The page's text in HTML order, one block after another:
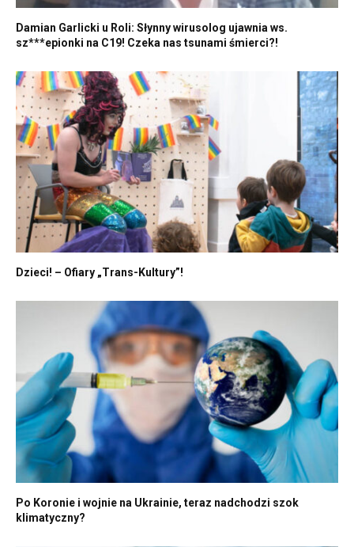
Damian Garlicki u Roli: Słynny wirusolog ujawnia ws.
sz***epionki na C19! Czeka nas tsunami śmierci?!
Dzieci! – Ofiary „Trans-Kultury”!
Po Koronie i wojnie na Ukrainie, teraz nadchodzi szok
klimatyczny?